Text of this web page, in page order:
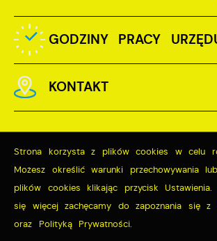
GODZINY PRACY
KONTAKT
Odwiedzin: 3768058
Online: 407
Strona korzysta z plików cookies w celu
Możesz określić warunki przechowywania
plików cookies klikając przycisk Ustawienia.
się więcej zachęcamy do zapoznania się z
oraz Polityką Prywatności.